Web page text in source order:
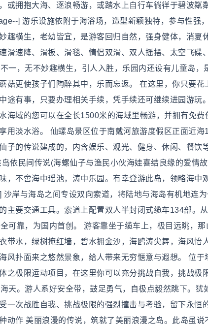
或拥抱大海、逐浪畅游，或踏水上自行车徜徉于碧波粼
] 游乐设施依附于海浴场，造型新颖独特，参与性强
趣横生，老幼皆宜，是游客回归自然，强身健体，消夏
滑速降、滑板、滑毯、情侣双滑、双人摇摆、太空飞碟
一，无不妙趣横生，引人入胜，乐园内还设有儿童岛，
菇更使孩子们陶醉其中，乐而忘返。 在这里，你只要花
途有事，只要办理相关手续，凭手续还可继续进园游玩
海域的您可以在全长1500米的海域里畅游，并拥有免费
用淡水浴。 仙螺岛景区位于南戴河旅游度假区正面近海
子的传说建成的，内含娱乐、观光、健身、休闲、餐饮
依民间传说(海螺仙子与渔民小伙海娃喜结良缘的爱情
，不啻海中瑶池，涛中乐园。有幸登游此岛，领略海中
岸与海岛之间专设双向索道，将陆地与海岛有机地连为
主要交通工具。索道上配置双人半封闭式缆车134部。
可靠，为国内首创。 游客靠坐于缆车上，极目远眺，那
带水，绿树掩红墙，碧水拥金沙，海鸥涛尖舞，海风怡
风扑面来之悠然景象，给人带来无穷惬意与遐想。 位于
之极限运动项目，在这里你可以充分挑战自我，挑战极
天。游人系好安全带，鼓足勇气，自极点毅然跳下。犹
一次战胜自我、挑战极限的强烈撞击与考验，留下永恒
动作 美丽浪漫的传说，筑就了美丽浪漫之岛。此岛虽说